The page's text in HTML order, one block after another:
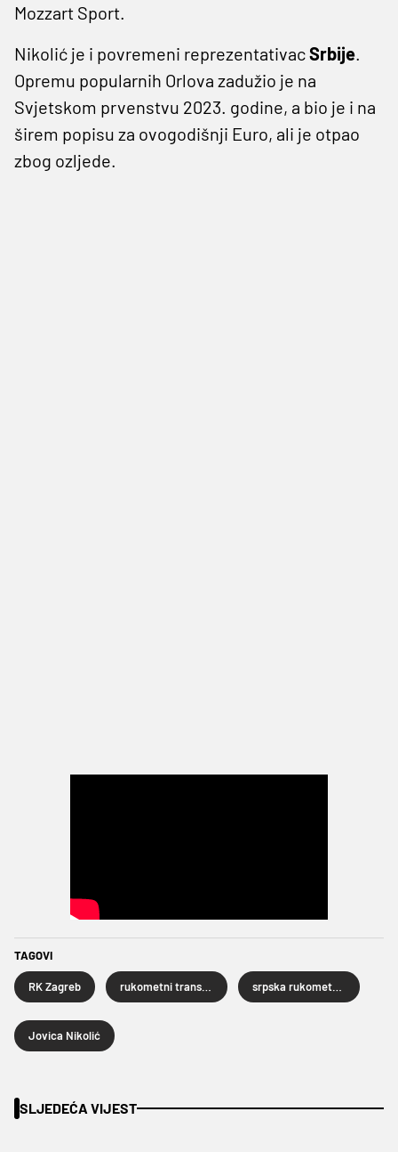
Mozzart Sport.
Nikolić je i povremeni reprezentativacSrbije.
Opremu popularnih Orlova zadužio je na
Svjetskom prvenstvu 2023. godine, a bio je i na
širem popisu za ovogodišnji Euro, ali je otpao
zbog ozljede.
TAGOVI
RK Zagreb
Jovica Nikolić
SLJEDEĆA VIJEST